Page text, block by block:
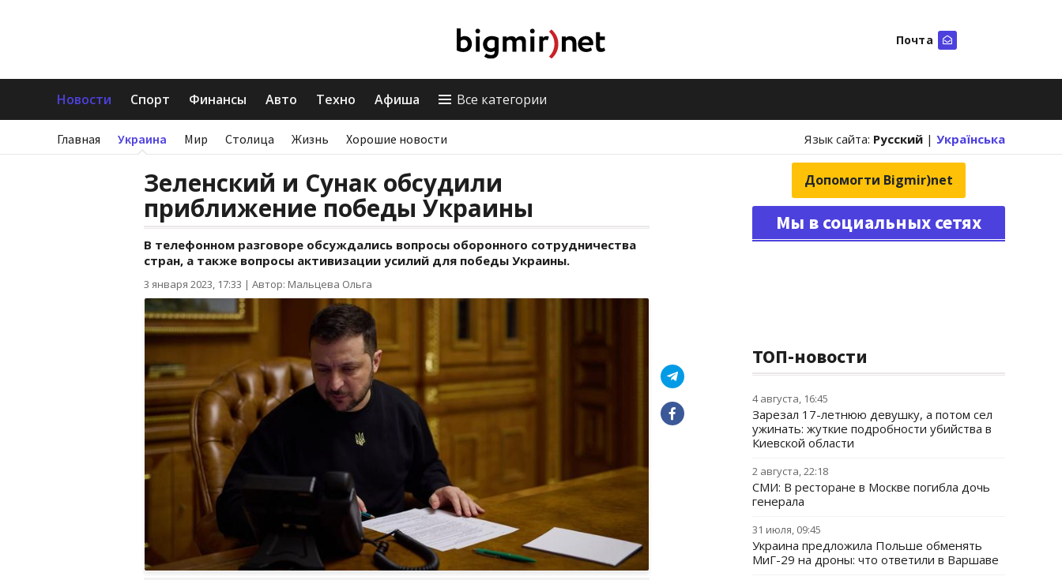
Почта
Новости Спорт Финансы Авто Техно Афиша Все категории
Главная Украина Мир Столица Жизнь Хорошие новости Язык сайта: Русский | Українська
Зеленский и Сунак обсудили
приближение победы Украины
В телефонном разговоре обсуждались вопросы оборонного сотрудничества
стран, а также вопросы активизации усилий для победы Украины.
3 января 2023, 17:33 | Автор: Мальцева Ольга
Допомогти Bigmir)net
Мы в социальных сетях
ТОП-новости
4 августа, 16:45
Зарезал 17-летнюю девушку, а потом сел
ужинать: жуткие подробности убийства в
Киевской области
2 августа, 22:18
СМИ: В ресторане в Москве погибла дочь
генерала
31 июля, 09:45
Украина предложила Польше обменять
МиГ-29 на дроны: что ответили в Варшаве